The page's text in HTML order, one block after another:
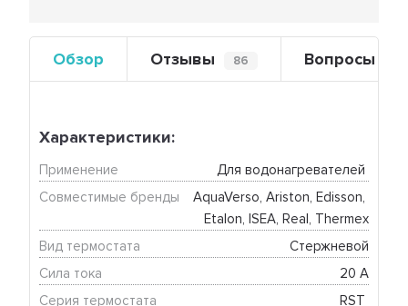
Обзор Отзывы 86 Вопросы
Характеристики:
Применение
Для водонагревателей
Совместимые бренды
AquaVerso, Ariston, Edisson,
Etalon, ISEA, Real, Thermex
Вид термостата
Стержневой
Сила тока
20 А
Серия термостата
RST